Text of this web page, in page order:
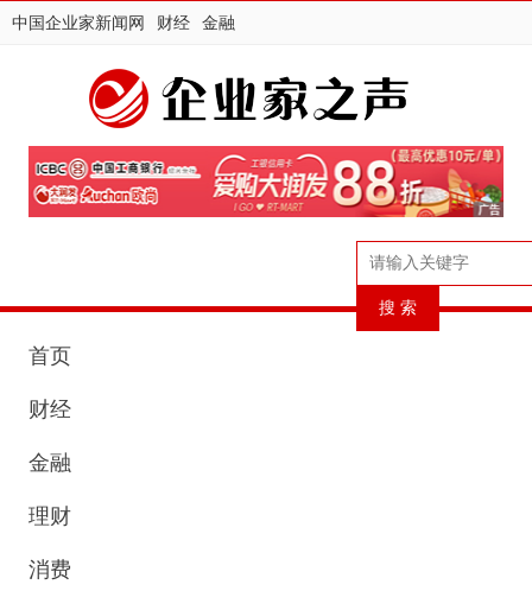
中国企业家新闻网 财经 金融
首页
财经
金融
理财
消费